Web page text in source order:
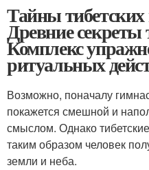
Тайны тибетских
Древние секреты
Комплекс
ритуальных
Возможно, поначалу
покажется смешной и
смыслом. Однако
таким образом человек
земли и неба.